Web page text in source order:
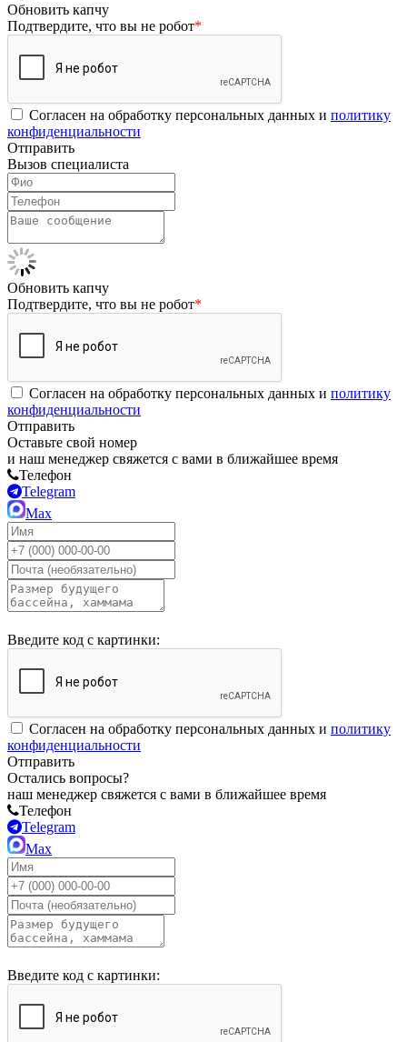
Обновить капчу
Подтвердите, что вы не робот*
Согласен на обработку персональных данных и политику
конфиденциальности
Отправить
Вызов специалиста
Обновить капчу
Подтвердите, что вы не робот*
Согласен на обработку персональных данных и политику
конфиденциальности
Отправить
Оставьте свой номер
и наш менеджер свяжется с вами в ближайшее время
Телефон
Telegram
Max
Введите код с картинки:
Согласен на обработку персональных данных и политику
конфиденциальности
Отправить
Остались вопросы?
наш менеджер свяжется с вами в ближайшее время
Телефон
Telegram
Max
Введите код с картинки: